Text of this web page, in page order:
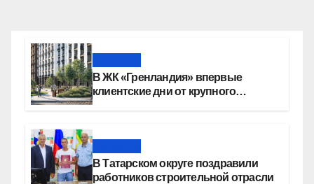
В ЖК «Гренландия» впервые
клиентские дни от крупного
В Татарском округе поздравили
работников строительной отрасли